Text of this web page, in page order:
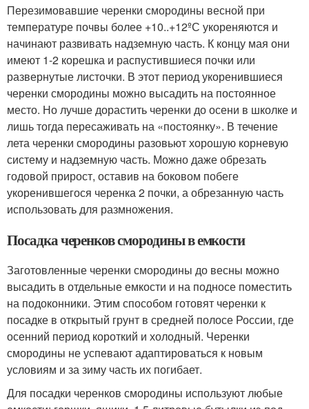
Перезимовавшие черенки смородины весной при
температуре почвы более +10..+12ºС укореняются и
начинают развивать надземную часть. К концу мая они
имеют 1-2 корешка и распустившиеся почки или
развернутые листочки. В этот период укоренившиеся
черенки смородины можно высадить на постоянное
место. Но лучше дорастить черенки до осени в школке и
лишь тогда пересаживать на «постоянку». В течение
лета черенки смородины разовьют хорошую корневую
систему и надземную часть. Можно даже обрезать
годовой прирост, оставив на боковом побеге
укоренившегося черенка 2 почки, а обрезанную часть
использовать для размножения.
Посадка черенков смородины в емкости
Заготовленные черенки смородины до весны можно
высадить в отдельные емкости и на подносе поместить
на подоконники. Этим способом готовят черенки к
посадке в открытый грунт в средней полосе России, где
осенний период короткий и холодный. Черенки
смородины не успевают адаптироваться к новым
условиям и за зиму часть их погибает.
Для посадки черенков смородины используют любые